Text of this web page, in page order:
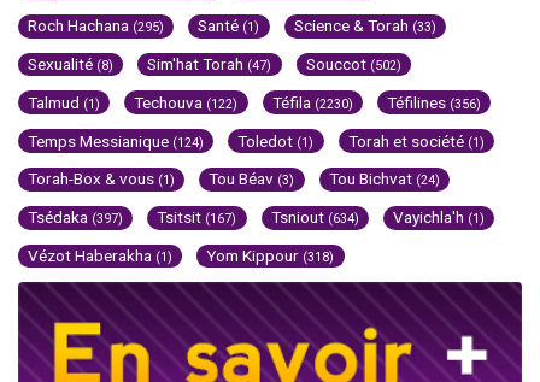
Roch Hachana (295) Santé (1) Science & Torah (33)
Sexualité (8) Sim'hat Torah (47) Souccot (502)
Talmud (1) Techouva (122) Téfila (2230) Téfilines (356)
Temps Messianique (124) Toledot (1) Torah et société (1)
Torah-Box & vous (1) Tou Béav (3) Tou Bichvat (24)
Tsédaka (397) Tsitsit (167) Tsniout (634) Vayichla'h (1)
Vézot Haberakha (1) Yom Kippour (318)